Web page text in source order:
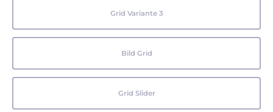
Grid Variante 3
Bild Grid
Grid Slider